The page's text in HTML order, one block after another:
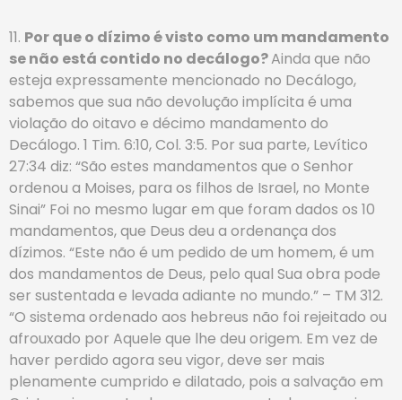
11. Por que o dízimo é visto como um mandamento
se não está contido no decálogo?Ainda que não
esteja expressamente mencionado no Decálogo,
sabemos que sua não devolução implícita é uma
violação do oitavo e décimo mandamento do
Decálogo. 1 Tim. 6:10, Col. 3:5. Por sua parte, Levítico
27:34 diz: “São estes mandamentos que o Senhor
ordenou a Moises, para os filhos de Israel, no Monte
Sinai” Foi no mesmo lugar em que foram dados os 10
mandamentos, que Deus deu a ordenança dos
dízimos. “Este não é um pedido de um homem, é um
dos mandamentos de Deus, pelo qual Sua obra pode
ser sustentada e levada adiante no mundo.” – TM 312.
“O sistema ordenado aos hebreus não foi rejeitado ou
afrouxado por Aquele que lhe deu origem. Em vez de
haver perdido agora seu vigor, deve ser mais
plenamente cumprido e dilatado, pois a salvação em